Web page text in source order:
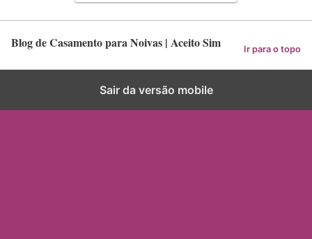
Blog de Casamento para Noivas | Aceito Sim Ir para o topo
Sair da versão mobile